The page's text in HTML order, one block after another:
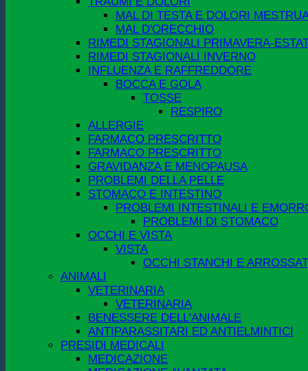
MAL DI TESTA E DOLORI
MAL D'ORECCHIO
RIMEDI STAGIONALI PRIMAVERA-
RIMEDI STAGIONALI INVERNO
INFLUENZA E RAFFREDDORE
BOCCA E GOLA
TOSSE
RESPIRO
ALLERGIE
FARMACO PRESCRITTO
FARMACO PRESCRITTO
GRAVIDANZA E MENOPAUSA
PROBLEMI DELLA PELLE
STOMACO E INTESTINO
PROBLEMI INTESTINALI E
PROBLEMI DI STOMACO
OCCHI E VISTA
VISTA
OCCHI STANCHI E
ANIMALI
VETERINARIA
VETERINARIA
BENESSERE DELL'ANIMALE
ANTIPARASSITARI ED ANTIELMINTICI
PRESIDI MEDICALI
MEDICAZIONE